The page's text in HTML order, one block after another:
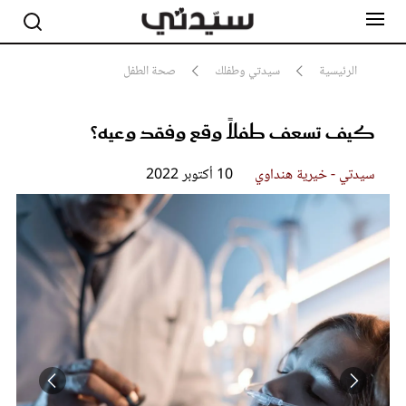
الرئيسية سيدتي وطفلك صحة الطفل
كيف تسعف طفلاً وقع وفقد وعيه؟
سيدتي - خيرية هنداوي 10 أكتوبر 2022
مشاهير
جمال
صحة ورشاقة
سيدتي وطفلك
لايف ستايل
بلس+
فيديو
مطبخ سيدتي
مقالات الرأي
ستايل
تقارير